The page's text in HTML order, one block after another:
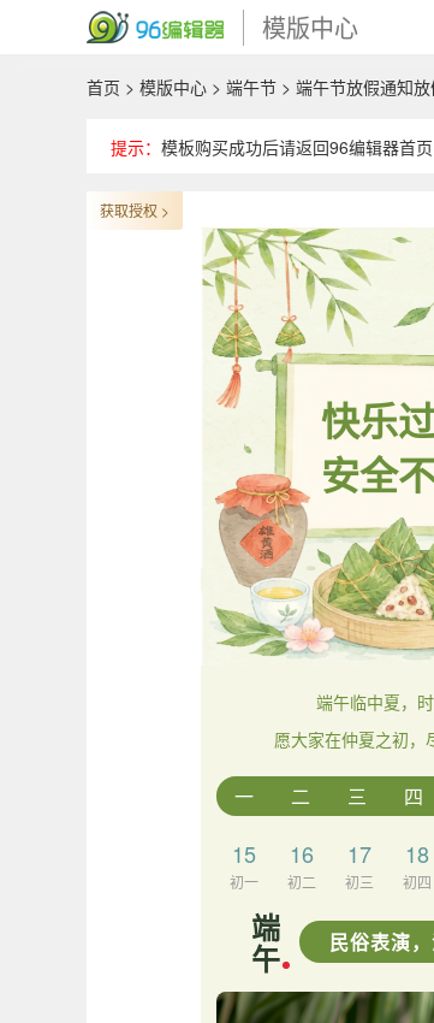
模版中心
首页 > 模版中心 > 端午节 > 端午节放假通知
提示： 模板购买成功后请返回96编辑器首
获取授权 >
快乐
安全
端午临中夏，时
愿大家在仲夏之初，
一 二 三 四
15
初一
16
初二
17
初三
18
初四
端
午 民俗表演